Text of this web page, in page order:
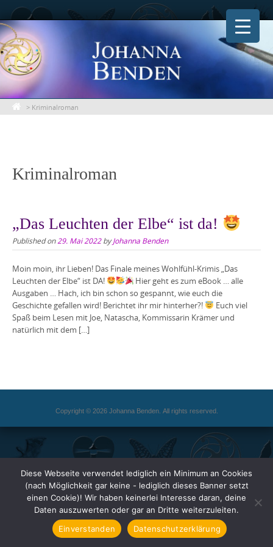
Skip
to
content
> Kriminalroman
Kriminalroman
„Das Leuchten der Elbe“ ist da!
Published on29. Mai 2022byJohanna Benden
Moin moin, ihr Lieben! Das Finale meines Wohlfühl-Krimis „Das
Leuchten der Elbe“ ist DA!
Hier geht es zum eBook … alle
Ausgaben … Hach, ich bin schon so gespannt, wie euch die
Geschichte gefallen wird! Berichtet ihr mir hinterher?!
Euch viel
Spaß beim Lesen mit Joe, Natascha, Kommissarin Krämer und
natürlich mit dem […]
Copyright © 2026 Johanna Benden. All rights reserved.
Diese Webseite verwendet lediglich ein Minimum an Cookies
(nach Möglichkeit gar keine - lediglich dieses Banner setzt
einen Cookie)! Wir haben keinerlei Interesse daran, deine
Daten auszuwerten oder gar an Dritte weiterzuleiten.
Einverstanden
Datenschutzerklärung